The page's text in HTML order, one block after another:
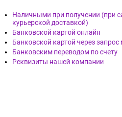
Наличными при получении (при
курьерской доставкой)
Банковской картой онлайн
Банковской картой через
Банковским переводом по счету
Реквизиты нашей компании